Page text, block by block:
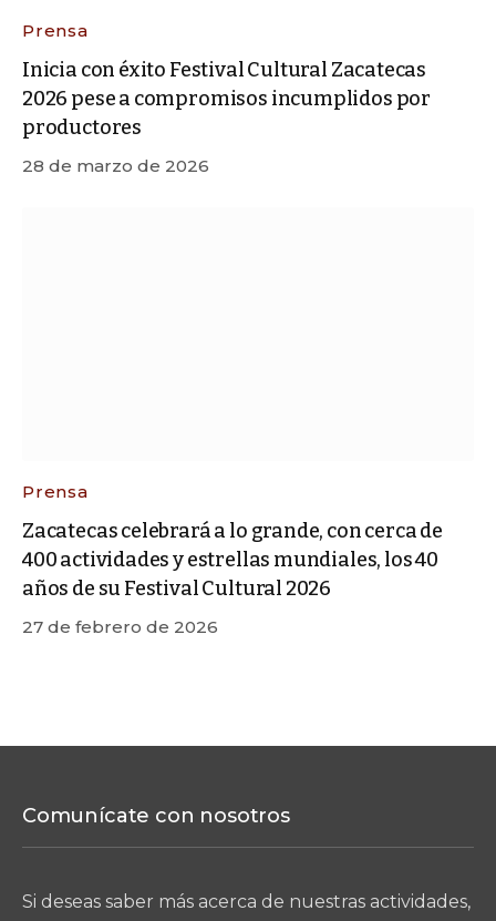
Prensa
Inicia con éxito Festival Cultural Zacatecas
2026 pese a compromisos incumplidos por
productores
28 de marzo de 2026
Prensa
Zacatecas celebrará a lo grande, con cerca de
400 actividades y estrellas mundiales, los 40
años de su Festival Cultural 2026
27 de febrero de 2026
Comunícate con nosotros
Si deseas saber más acerca de nuestras actividades,